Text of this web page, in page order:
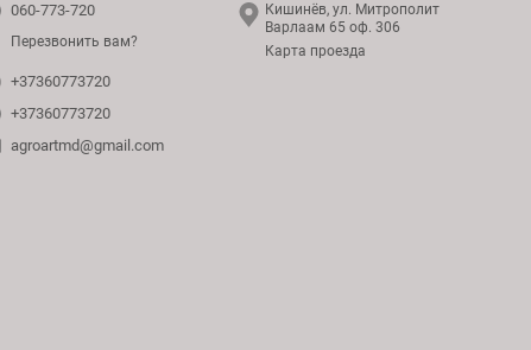
060-773-720
Перезвонить вам?
+37360773720
+37360773720
agroartmd@gmail.com
Кишинёв, ул. Митрополит
Варлаам 65 оф. 306
Карта проезда